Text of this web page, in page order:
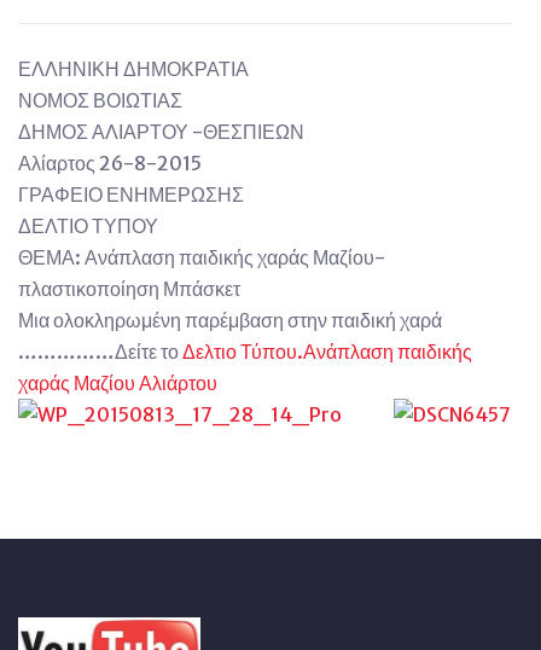
ΕΛΛΗΝΙΚΗ ΔΗΜΟΚΡΑΤΙΑ
ΝΟΜΟΣ ΒΟΙΩΤΙΑΣ
ΔΗΜΟΣ ΑΛΙΑΡΤΟΥ -ΘΕΣΠΙΕΩΝ
Αλίαρτος 26-8-2015
ΓΡΑΦΕΙΟ ΕΝΗΜΕΡΩΣΗΣ
ΔΕΛΤΙΟ ΤΥΠΟΥ
ΘΕΜΑ: Ανάπλαση παιδικής χαράς Μαζίου-
πλαστικοποίηση Μπάσκετ
Μια ολοκληρωμένη παρέμβαση στην παιδική χαρά
……………Δείτε τοΔελτιο Τύπου.Ανάπλαση παιδικής
χαράς Μαζίου Αλιάρτου